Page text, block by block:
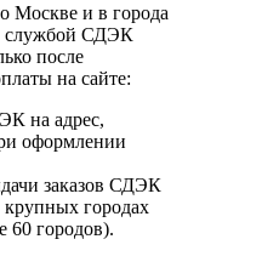
Москве и в города
службой СДЭК
после
на сайте:
на адрес,
оформлении
заказов СДЭК
городах
60 городов).